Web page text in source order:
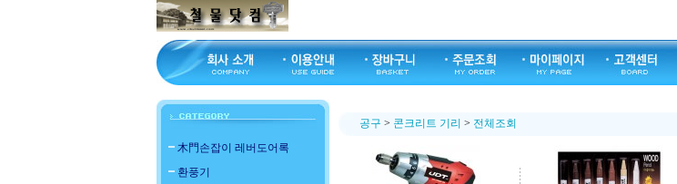
木門손잡이 레버도어록
환풍기
공구 > 콘크리트 기리 > 전체조회